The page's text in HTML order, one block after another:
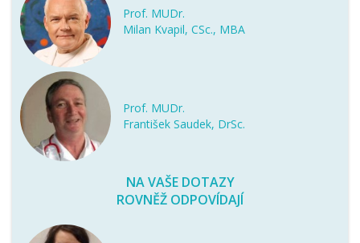
Prof. MUDr.
Milan Kvapil, CSc., MBA
Prof. MUDr.
František Saudek, DrSc.
NA VAŠE DOTAZY
ROVNĚŽ ODPOVÍDAJÍ